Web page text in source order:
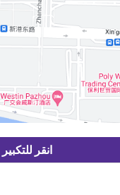
انقر للتكبير